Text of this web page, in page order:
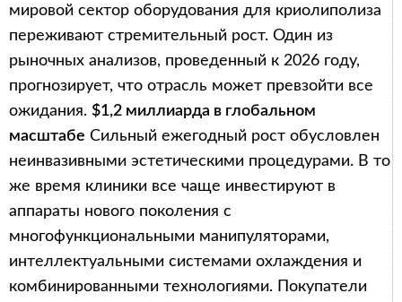
мировой сектор оборудования для криолиполиза
переживают стремительный рост. Один из
рыночных анализов, проведенный к 2026 году,
прогнозирует, что отрасль может превзойти все
ожидания. $1,2 миллиарда в глобальном
масштабе Сильный ежегодный рост обусловлен
неинвазивными эстетическими процедурами. В то
же время клиники все чаще инвестируют в
аппараты нового поколения с
многофункциональными манипуляторами,
интеллектуальными системами охлаждения и
комбинированными технологиями. Покупатели